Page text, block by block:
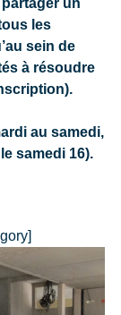
un
les
sein de
à résoudre
au samedi,
samedi 16).